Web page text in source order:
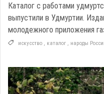
Каталог с работами
выпустили в Удмуртии.
молодежного приложения
искусство , каталог , народы